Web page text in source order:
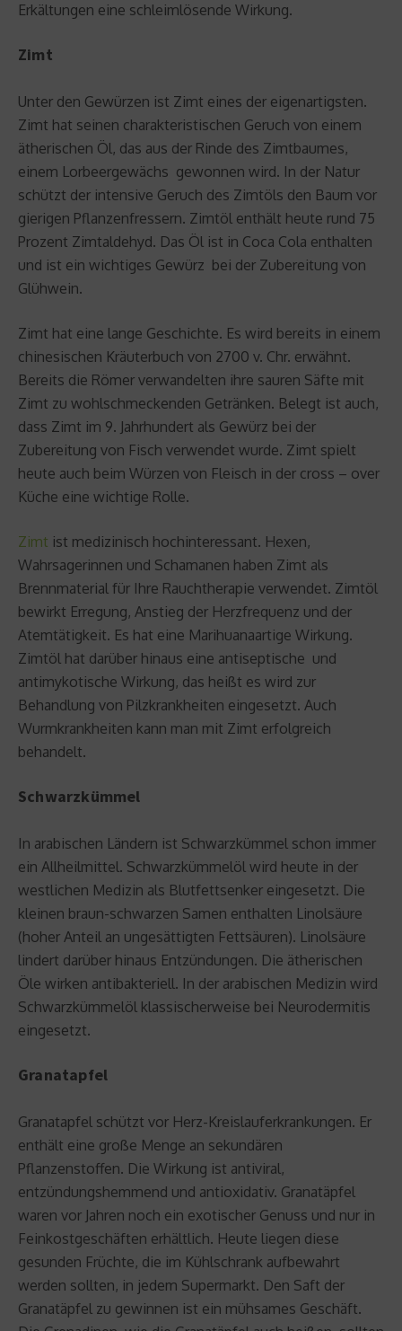
Erkältungen eine schleimlösende Wirkung.
Zimt
Unter den Gewürzen ist Zimt eines der eigenartigsten.
Zimt hat seinen charakteristischen Geruch von einem
ätherischen Öl, das aus der Rinde des Zimtbaumes,
einem Lorbeergewächs gewonnen wird. In der Natur
schützt der intensive Geruch des Zimtöls den Baum vor
gierigen Pflanzenfressern. Zimtöl enthält heute rund 75
Prozent Zimtaldehyd. Das Öl ist in Coca Cola enthalten
und ist ein wichtiges Gewürz bei der Zubereitung von
Glühwein.
Zimt hat eine lange Geschichte. Es wird bereits in einem
chinesischen Kräuterbuch von 2700 v. Chr. erwähnt.
Bereits die Römer verwandelten ihre sauren Säfte mit
Zimt zu wohlschmeckenden Getränken. Belegt ist auch,
dass Zimt im 9. Jahrhundert als Gewürz bei der
Zubereitung von Fisch verwendet wurde. Zimt spielt
heute auch beim Würzen von Fleisch in der cross – over
Küche eine wichtige Rolle.
Zimt ist medizinisch hochinteressant. Hexen,
Wahrsagerinnen und Schamanen haben Zimt als
Brennmaterial für Ihre Rauchtherapie verwendet. Zimtöl
bewirkt Erregung, Anstieg der Herzfrequenz und der
Atemtätigkeit. Es hat eine Marihuanaartige Wirkung.
Zimtöl hat darüber hinaus eine antiseptische und
antimykotische Wirkung, das heißt es wird zur
Behandlung von Pilzkrankheiten eingesetzt. Auch
Wurmkrankheiten kann man mit Zimt erfolgreich
behandelt.
Schwarzkümmel
In arabischen Ländern ist Schwarzkümmel schon immer
ein Allheilmittel. Schwarzkümmelöl wird heute in der
westlichen Medizin als Blutfettsenker eingesetzt. Die
kleinen braun-schwarzen Samen enthalten Linolsäure
(hoher Anteil an ungesättigten Fettsäuren). Linolsäure
lindert darüber hinaus Entzündungen. Die ätherischen
Öle wirken antibakteriell. In der arabischen Medizin wird
Schwarzkümmelöl klassischerweise bei Neurodermitis
eingesetzt.
Granatapfel
Granatapfel schützt vor Herz-Kreislauferkrankungen. Er
enthält eine große Menge an sekundären
Pflanzenstoffen. Die Wirkung ist antiviral,
entzündungshemmend und antioxidativ. Granatäpfel
waren vor Jahren noch ein exotischer Genuss und nur in
Feinkostgeschäften erhältlich. Heute liegen diese
gesunden Früchte, die im Kühlschrank aufbewahrt
werden sollten, in jedem Supermarkt. Den Saft der
Granatäpfel zu gewinnen ist ein mühsames Geschäft.